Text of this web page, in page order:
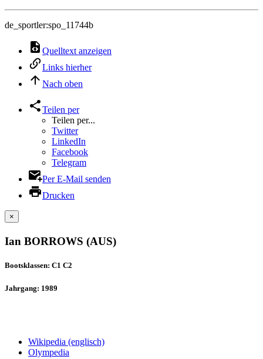
de_sportler:spo_11744b
Quelltext anzeigen
Links hierher
Nach oben
Teilen per
Teilen per...
Twitter
LinkedIn
Facebook
Telegram
Per E-Mail senden
Drucken
×
Ian BORROWS (AUS)
Bootsklassen: C1 C2
Jahrgang: 1989
Wikipedia (englisch)
Olympedia